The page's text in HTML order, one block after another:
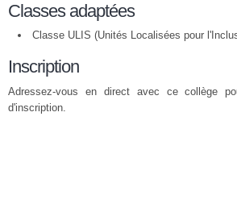
Classes adaptées
Classe ULIS (Unités Localisées pour
Inscription
Adressez-vous en direct avec ce collège
d'inscription.